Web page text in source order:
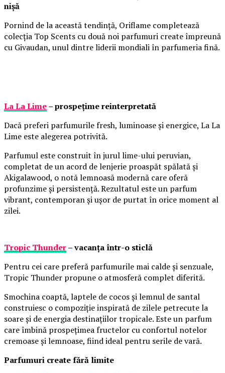
nișă
Pornind de la această tendință, Oriflame completează
colecția Top Scents cu două noi parfumuri create împreună
cu Givaudan, unul dintre liderii mondiali în parfumeria fină.
La La Lime– prospețime reinterpretată
Dacă preferi parfumurile fresh, luminoase și energice, La La
Lime este alegerea potrivită.
Parfumul este construit în jurul lime-ului peruvian,
completat de un acord de lenjerie proaspăt spălată și
Akigalawood, o notă lemnoasă modernă care oferă
profunzime și persistență. Rezultatul este un parfum
vibrant, contemporan și ușor de purtat în orice moment al
zilei.
Tropic Thunder– vacanța într-o sticlă
Pentru cei care preferă parfumurile mai calde și senzuale,
Tropic Thunder propune o atmosferă complet diferită.
Smochina coaptă, laptele de cocos și lemnul de santal
construiesc o compoziție inspirată de zilele petrecute la
soare și de energia destinațiilor tropicale. Este un parfum
care îmbină prospețimea fructelor cu confortul notelor
cremoase și lemnoase, fiind ideal pentru serile de vară.
Parfumuri create fără limite